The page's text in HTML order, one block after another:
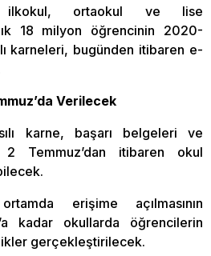
ilkokul, ortaokul ve lise
18 milyon öğrencinin 2020-
karneleri, bugünden itibaren e-
Verilecek
karne, başarı belgeleri ve
2 Temmuz’dan itibaren okul
erişime açılmasının
kadar okullarda öğrencilerin
gerçekleştirilecek.